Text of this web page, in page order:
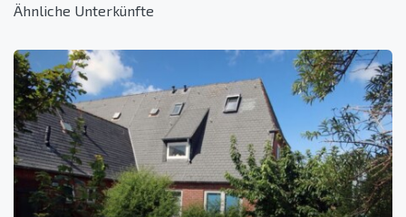
Ähnliche Unterkünfte